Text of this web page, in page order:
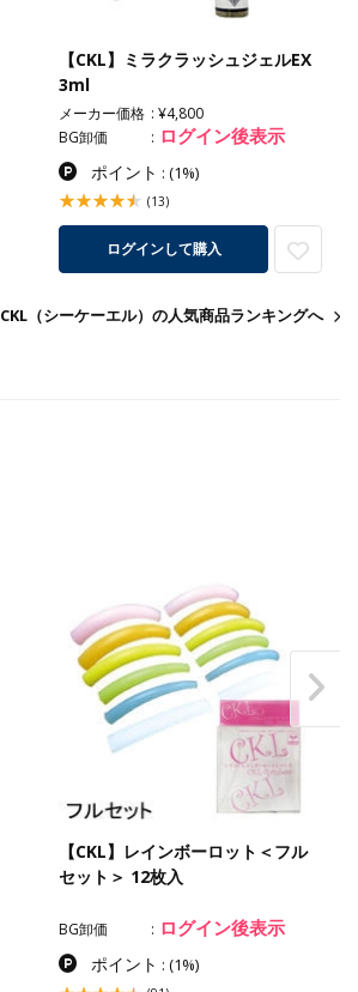
【CKL】ミラクラッシュジェルEX
3ml
メーカー価格
¥4,800
BG卸価
ログイン後表示
ポイント : (1%)
(13)
ログインして購入
CKL（シーケーエル）の人気商品ランキングへ
【CKL】レインボーロット＜フル
セット＞ 12枚入
BG卸価 ログイン後表示
ポイント : (1%)